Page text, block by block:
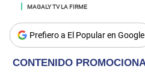
MAGALY TV LA FIRME
Prefiero a El Popular en Google